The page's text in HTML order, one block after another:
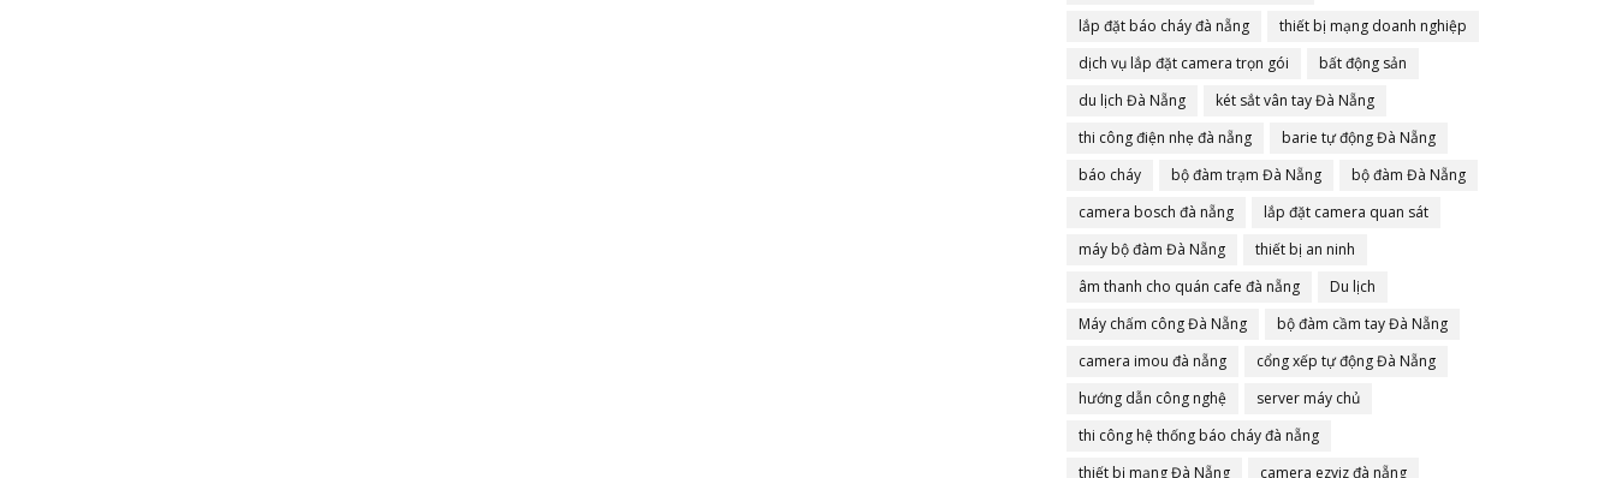
lắp đặt báo cháy đà nẵng
thiết bị mạng doanh nghiệp
dịch vụ lắp đặt camera trọn gói
bất động sản
du lịch Đà Nẵng
két sắt vân tay Đà Nẵng
thi công điện nhẹ đà nẵng
barie tự động Đà Nẵng
báo cháy
bộ đàm trạm Đà Nẵng
bộ đàm Đà Nẵng
camera bosch đà nẵng
lắp đặt camera quan sát
máy bộ đàm Đà Nẵng
thiết bị an ninh
âm thanh cho quán cafe đà nẵng
Du lịch
Máy chấm công Đà Nẵng
bộ đàm cầm tay Đà Nẵng
camera imou đà nẵng
cổng xếp tự động Đà Nẵng
hướng dẫn công nghệ
server máy chủ
thi công hệ thống báo cháy đà nẵng
thiết bị mạng Đà Nẵng
camera ezviz đà nẵng